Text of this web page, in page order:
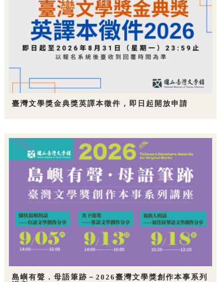
臺灣文學獎金典獎英譯本徵件，即日起開放申請
島嶼有聲．母語筆跡－2026臺灣文學獎創作本事系列